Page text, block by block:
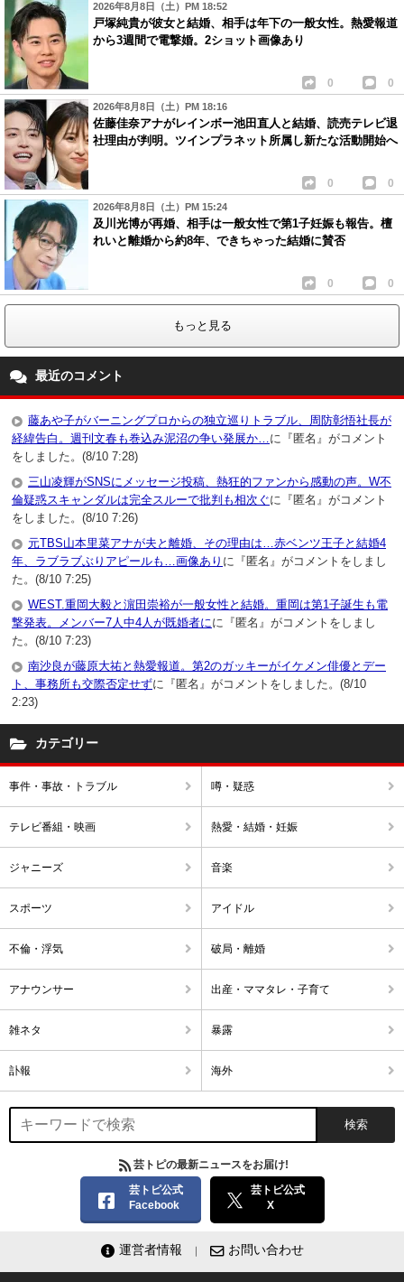
2026年8月8日（土）PM 18:52
戸塚純貴が彼女と結婚、相手は年下の一般女性。熱愛報道
から3週間で電撃婚。2ショット画像あり
0 0
2026年8月8日（土）PM 18:16
佐藤佳奈アナがレインボー池田直人と結婚、読売テレビ退
社理由が判明。ツインプラネット所属し新たな活動開始へ
0 0
2026年8月8日（土）PM 15:24
及川光博が再婚、相手は一般女性で第1子妊娠も報告。檀
れいと離婚から約8年、できちゃった結婚に賛否
0 0
もっと見る
最近のコメント
藤あや子がバーニングプロからの独立巡りトラブル、周防彰悟社長が
経緯告白。週刊文春も巻込み泥沼の争い発展か…に『匿名』がコメント
をしました。(8/10 7:28)
三山凌輝がSNSにメッセージ投稿、熱狂的ファンから感動の声。W不
倫疑惑スキャンダルは完全スルーで批判も相次ぐに『匿名』がコメント
をしました。(8/10 7:26)
元TBS山本里菜アナが夫と離婚、その理由は…赤ベンツ王子と結婚4
年、ラブラブぶりアピールも…画像あり に『匿名』がコメントをしまし
た。(8/10 7:25)
WEST.重岡大毅と濵田崇裕が一般女性と結婚。重岡は第1子誕生も電
撃発表。メンバー7人中4人が既婚者にに『匿名』がコメントをしまし
た。(8/10 7:23)
南沙良が藤原大祐と熱愛報道。第2のガッキーがイケメン俳優とデー
ト、事務所も交際否定せずに『匿名』がコメントをしました。(8/10
2:23)
カテゴリー
事件・事故・トラブル 噂・疑惑
テレビ番組・映画 熱愛・結婚・妊娠
ジャニーズ 音楽
スポーツ アイドル
不倫・浮気 破局・離婚
アナウンサー 出産・ママタレ・子育て
雑ネタ 暴露
訃報 海外
芸トピの最新ニュースをお届け!
芸トピ公式
Facebook
芸トピ公式
X
運営者情報 お問い合わせ